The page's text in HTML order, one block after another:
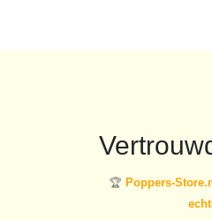
🏆 Poppers-